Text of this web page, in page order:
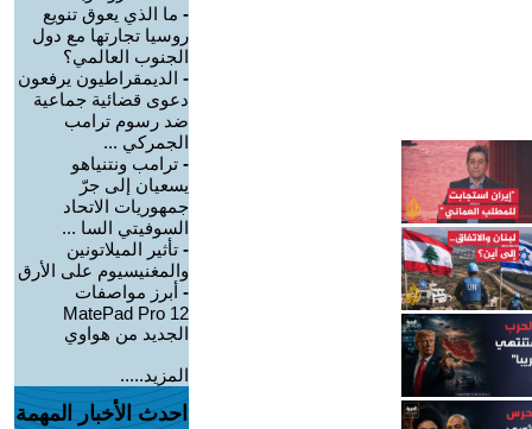
- ما الذي يعوق تنويع
روسيا تجارتها مع دول
الجنوب العالمي؟
- الديمقراطيون يرفعون
دعوى قضائية جماعية
ضد رسوم ترامب
الجمركي ...
- ترامب ونتنياهو
يسعيان إلى جرّ
جمهوريات الاتحاد
السوفيتي السا ...
- تأثير الميلاتونين
والمغنيسيوم على الأرق
- أبرز مواصفات
MatePad Pro 12
الجديد من هواوي
المزيد.....
احدث الأخبار المهمة